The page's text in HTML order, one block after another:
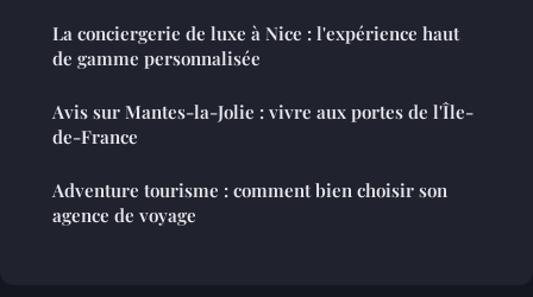
La conciergerie de luxe à Nice : l'expérience haut
de gamme personnalisée
Avis sur Mantes-la-Jolie : vivre aux portes de l'Île-
de-France
Adventure tourisme : comment bien choisir son
agence de voyage